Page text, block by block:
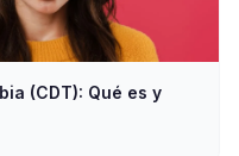
(CDT): Qué es y